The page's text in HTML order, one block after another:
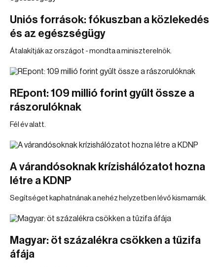
Uniós források: fókuszban a közlekedés
és az egészségügy
Átalakítják az országot - mondta a miniszterelnök.
REpont: 109 millió forint gyűlt össze a
rászorulóknak
Fél év alatt.
A várandósoknak krízishálózatot hozna
létre a KDNP
Segítséget kaphatnának a nehéz helyzetben lévő kismamák.
Magyar: öt százalékra csökken a tűzifa
áfája